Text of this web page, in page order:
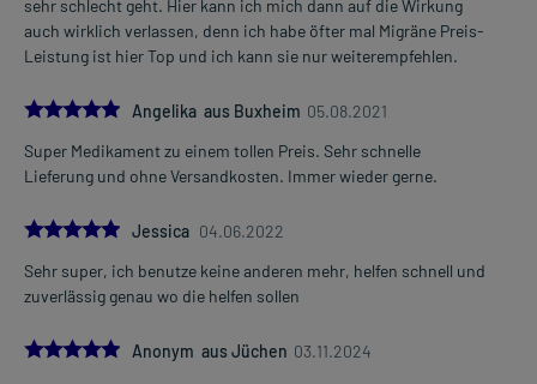
sehr schlecht geht. Hier kann ich mich dann auf die Wirkung
auch wirklich verlassen, denn ich habe öfter mal Migräne Preis-
Leistung ist hier Top und ich kann sie nur weiterempfehlen.
5.0Angelika aus Buxheim 05.08.2021
Super Medikament zu einem tollen Preis. Sehr schnelle
Lieferung und ohne Versandkosten. Immer wieder gerne.
5.0
Jessica 04.06.2022
Sehr super, ich benutze keine anderen mehr, helfen schnell und
zuverlässig genau wo die helfen sollen
5.0Anonym aus Jüchen 03.11.2024